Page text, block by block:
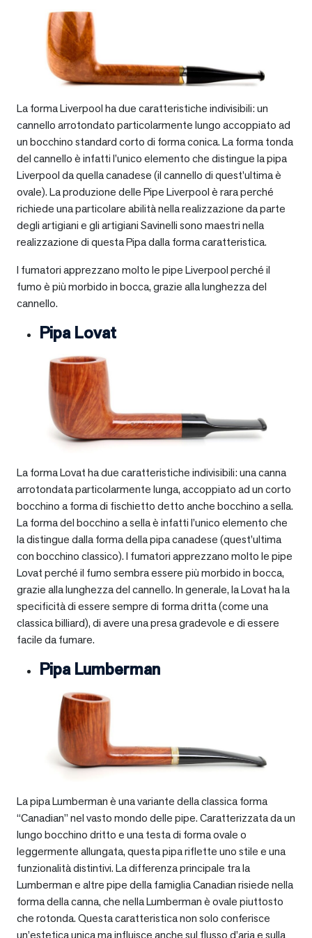
La forma Liverpool ha due caratteristiche indivisibili: un
cannello arrotondato particolarmente lungo accoppiato ad
un bocchino standard corto di forma conica. La forma tonda
del cannello è infatti l’unico elemento che distingue la pipa
Liverpool da quella canadese (il cannello di quest’ultima è
ovale). La produzione delle Pipe Liverpool è rara perché
richiede una particolare abilità nella realizzazione da parte
degli artigiani e gli artigiani Savinelli sono maestri nella
realizzazione di questa Pipa dalla forma caratteristica.
I fumatori apprezzano molto le pipe Liverpool perché il
fumo è più morbido in bocca, grazie alla lunghezza del
cannello.
Pipa Lovat
La forma Lovat ha due caratteristiche indivisibili: una canna
arrotondata particolarmente lunga, accoppiato ad un corto
bocchino a forma di fischietto detto anche bocchino a sella.
La forma del bocchino a sella è infatti l’unico elemento che
la distingue dalla forma della pipa canadese (quest’ultima
con bocchino classico). I fumatori apprezzano molto le pipe
Lovat perché il fumo sembra essere più morbido in bocca,
grazie alla lunghezza del cannello. In generale, la Lovat ha la
specificità di essere sempre di forma dritta (come una
classica billiard), di avere una presa gradevole e di essere
facile da fumare.
Pipa Lumberman
La pipa Lumberman è una variante della classica forma
“Canadian” nel vasto mondo delle pipe. Caratterizzata da un
lungo bocchino dritto e una testa di forma ovale o
leggermente allungata, questa pipa riflette uno stile e una
funzionalità distintivi. La differenza principale tra la
Lumberman e altre pipe della famiglia Canadian risiede nella
forma della canna, che nella Lumberman è ovale piuttosto
che rotonda. Questa caratteristica non solo conferisce
un’estetica unica ma influisce anche sul flusso d’aria e sulla